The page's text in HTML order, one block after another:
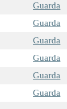
Guarda
Guarda
Guarda
Guarda
Guarda
Guarda